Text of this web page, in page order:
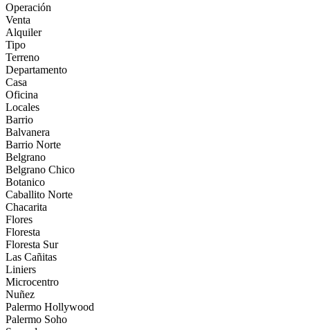
Operación
Venta
Alquiler
Tipo
Terreno
Departamento
Casa
Oficina
Locales
Barrio
Balvanera
Barrio Norte
Belgrano
Belgrano Chico
Botanico
Caballito Norte
Chacarita
Flores
Floresta
Floresta Sur
Las Cañitas
Liniers
Microcentro
Nuñez
Palermo Hollywood
Palermo Soho